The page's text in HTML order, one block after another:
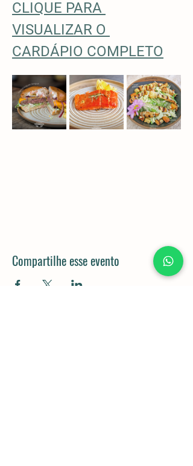
CLIQUE PARA
VISUALIZAR O
CARDÁPIO COMPLETO
Compartilhe esse evento